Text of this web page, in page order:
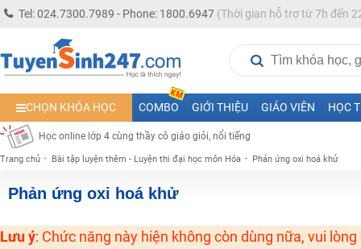
Tel: 024.7300.7989 - Phone: 1800.6947 (Thời gian hỗ trợ từ 7h đến
CHỌN KHÓA HỌC COMBO GIỚI THIỆU GIÁO VIÊN HỌC
Học online lớp 5 cùng thầy cô giáo giỏi, nổi tiếng
Học online lớp 7 cùng thầy cô giáo giỏi
Học online lớp 6 cùng thầy cô giỏi, nổi tiếng
Học online lớp 8 cùng thầy cô giáo giỏi
2K13! Bứt Phá Lớp 5 Năm Học 2023 - 2024
Học online lớp 4 cùng thầy cô giáo giỏi, nổi tiếng
Học online lớp 3 cùng thầy cô giáo giỏi, nổi tiếng
Học online lớp 2 với thầy cô giáo giỏi, nổi tiếng
Hot! Lễ hội đồng giá 449K - 499K toàn bộ khoá học tại Tuyensinh247
Trang chủ Bài tập luyện thêm - Luyện thi đại học môn Hóa Phản ứng oxi hoá khử
Phản ứng oxi hoá khử
Lưu ý: Chức năng này hiện không còn dùng nữa, vui